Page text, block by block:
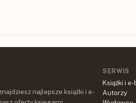
najlepsze książki i e-
SERWIS
Książki i e-
Autorzy